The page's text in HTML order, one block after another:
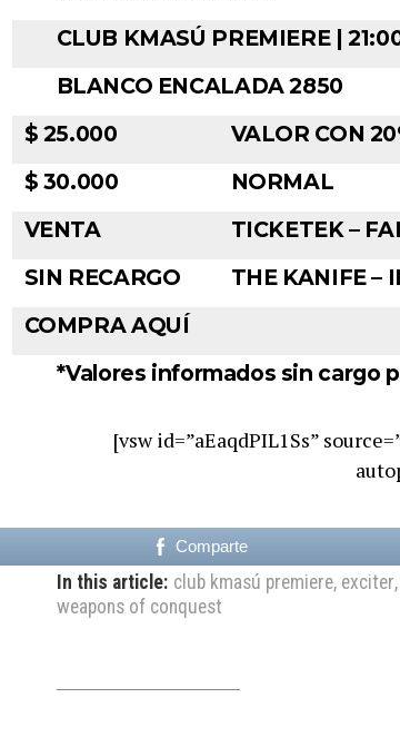
CLUB KMASÚ PREMIERE |
BLANCO ENCALADA 2850
$ 25.000
VALOR CON
$ 30.000
NORMAL
VENTA
TICKETEK –
SIN RECARGO
THE KANIFE –
COMPRA AQUÍ
*Valores informados sin cargo
[vsw id=”aEaqdPIL1Ss”
Comparte
In this article: club kmasú premiere, exciter,
weapons of conquest